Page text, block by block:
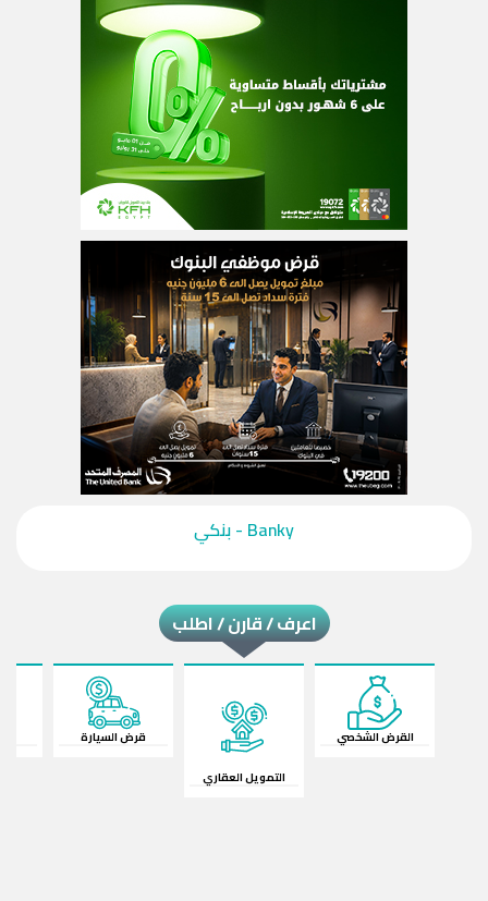
‎Banky - بنكي‎
اعرف / قارن / اطلب
القرض الشخصي
التمويل العقاري
قرض السيارة